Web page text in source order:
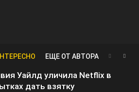
ЕЩЕ ОТ АВТОРА
Уайлд уличила Netflix в
дать взятку